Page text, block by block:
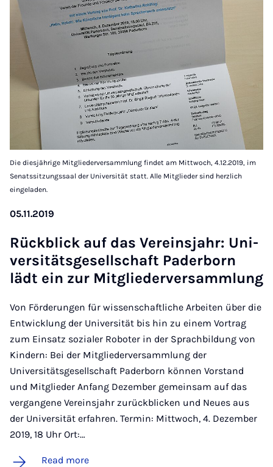
Die diesjährige Mitgliederversammlung findet am Mittwoch, 4.12.2019, im
Senatssitzungssaal der Universität statt. Alle Mitglieder sind herzlich
eingeladen.
05.11.2019
Rückblick auf das Ver­ein­sjahr: Uni­
versitäts­gesell­schaft Pader­born
lädt ein zur Mit­gliederver­sammlung
Von Förderungen für wissenschaftliche Arbeiten über die
Entwicklung der Universität bis hin zu einem Vortrag
zum Einsatz sozialer Roboter in der Sprachbildung von
Kindern: Bei der Mitgliederversammlung der
Universitätsgesellschaft Paderborn können Vorstand
und Mitglieder Anfang Dezember gemeinsam auf das
vergangene Vereinsjahr zurückblicken und Neues aus
der Universität erfahren. Termin: Mittwoch, 4. Dezember
2019, 18 Uhr Ort:…
Read more